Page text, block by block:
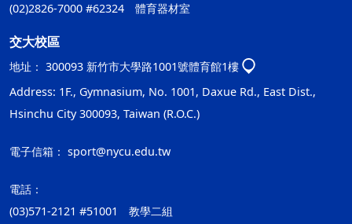
(02)2826-7000 #62324 體育器材室
交大校區
地址： 300093 新竹市大學路1001號體育館1樓
Address: 1F., Gymnasium, No. 1001, Daxue Rd., East Dist.,
Hsinchu City 300093, Taiwan (R.O.C.)
電子信箱： sport@nycu.edu.tw
電話：
(03)571-2121 #51001 教學二組